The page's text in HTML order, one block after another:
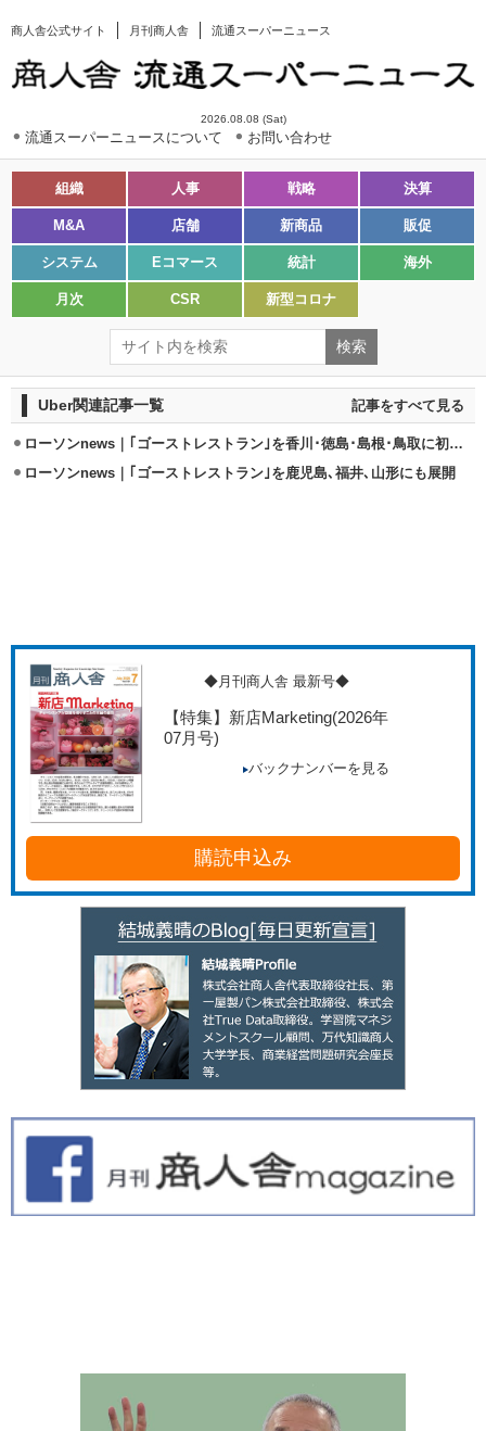
商人舎公式サイト 月刊商人舎 流通スーパーニュース
2026.08.08 (Sat)
流通スーパーニュースについて お問い合わせ
組織 人事 戦略 決算
M&A 店舗 新商品 販促
システム Eコマース 統計 海外
月次 CSR 新型コロナ
Uber関連記事一覧 記事をすべて見る
ローソンnews｜｢ゴーストレストラン｣を香川･徳島･島根･鳥取に初導入
ローソンnews｜｢ゴーストレストラン｣を鹿児島､福井､山形にも展開
◆月刊商人舎 最新号◆
【特集】新店Marketing(2026年
07月号)
バックナンバーを見る
購読申込み